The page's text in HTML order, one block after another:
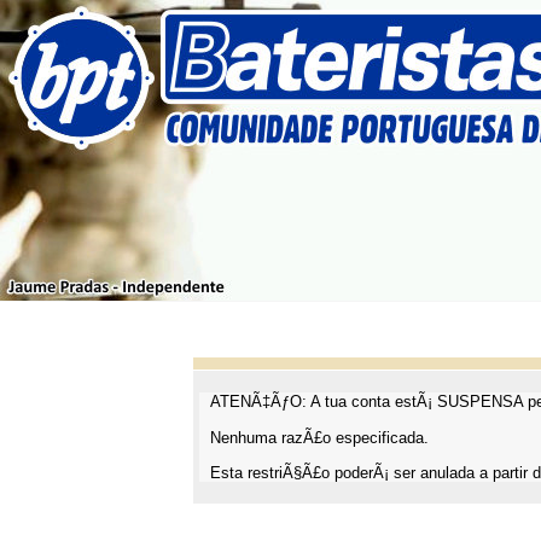
ATENÃ‡ÃƒO: A tua conta estÃ¡ SUSPENSA
Nenhuma razÃ£o especificada.
Esta restriÃ§Ã£o poderÃ¡ ser anulada a partir